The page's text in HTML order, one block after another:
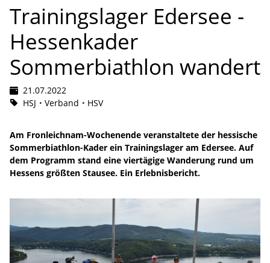
Trainingslager Edersee -
Hessenkader
Sommerbiathlon wandert
21.07.2022
HSJ
Verband HSV
Am Fronleichnam-Wochenende veranstaltete der hessische
Sommerbiathlon-Kader ein Trainingslager am Edersee. Auf
dem Programm stand eine viertägige Wanderung rund um
Hessens größten Stausee. Ein Erlebnisbericht.